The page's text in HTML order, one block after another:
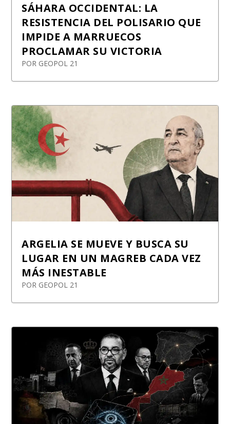
SÁHARA OCCIDENTAL: LA
RESISTENCIA DEL POLISARIO QUE
IMPIDE A MARRUECOS
PROCLAMAR SU VICTORIA
POR GEOPOL 21
ARGELIA SE MUEVE Y BUSCA SU
LUGAR EN UN MAGREB CADA VEZ
MÁS INESTABLE
POR GEOPOL 21